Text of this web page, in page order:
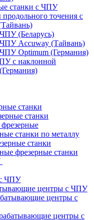
станки с ЧПУ
точения с
(Беларусь)
Accuway (Тайвань)
Optimum (Германия)
с наклонной
станки
станки
станки по металлу
станки
фрезерные станки
ЧПУ
центры с ЧПУ
центры с
центры с